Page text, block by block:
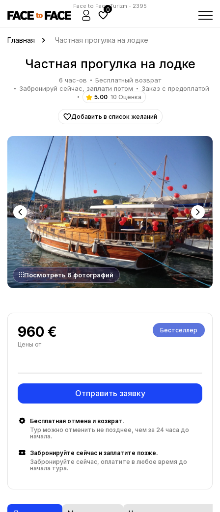
Face to Face Turizm - 2395
0
Главная Частная прогулка на лодке
Частная прогулка на лодке
6 час-ов
Бесплатный возврат
Забронируй сейчас, заплати потом
Заказ с предоплатой
5.00 10 Оценка
Добавить в список желаний
Посмотреть 6 фотографий
Бестселлер
960 €
Цены от
Отправить заявку
Бесплатная отмена и возврат.
Тур можно отменить не позднее, чем за 24 часа до
начала.
Забронируйте сейчас и заплатите позже.
Забронируйте сейчас, оплатите в любое время до
начала тура.